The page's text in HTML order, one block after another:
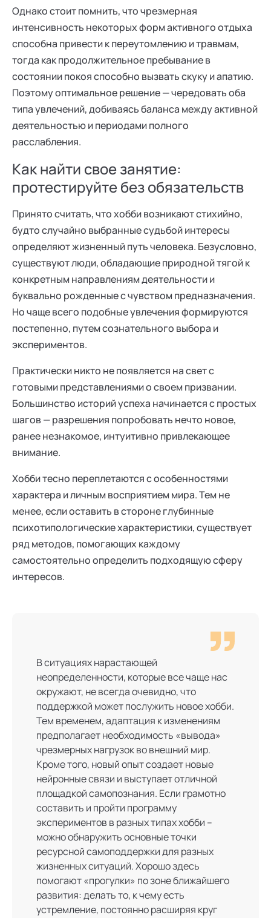
Однако стоит помнить, что чрезмерная
интенсивность некоторых форм активного отдыха
способна привести к переутомлению и травмам,
тогда как продолжительное пребывание в
состоянии покоя способно вызвать скуку и апатию.
Поэтому оптимальное решение — чередовать оба
типа увлечений, добиваясь баланса между активной
деятельностью и периодами полного
расслабления.
Как найти свое занятие:
протестируйте без обязательств
Принято считать, что хобби возникают стихийно,
будто случайно выбранные судьбой интересы
определяют жизненный путь человека. Безусловно,
существуют люди, обладающие природной тягой к
конкретным направлениям деятельности и
буквально рожденные с чувством предназначения.
Но чаще всего подобные увлечения формируются
постепенно, путем сознательного выбора и
экспериментов.
Практически никто не появляется на свет с
готовыми представлениями о своем призвании.
Большинство историй успеха начинается с простых
шагов — разрешения попробовать нечто новое,
ранее незнакомое, интуитивно привлекающее
внимание.
Хобби тесно переплетаются с особенностями
характера и личным восприятием мира. Тем не
менее, если оставить в стороне глубинные
психотипологические характеристики, существует
ряд методов, помогающих каждому
самостоятельно определить подходящую сферу
интересов.
В ситуациях нарастающей
неопределенности, которые все чаще нас
окружают, не всегда очевидно, что
поддержкой может послужить новое хобби.
Тем временем, адаптация к изменениям
предполагает необходимость «вывода»
чрезмерных нагрузок во внешний мир.
Кроме того, новый опыт создает новые
нейронные связи и выступает отличной
площадкой самопознания. Если грамотно
составить и пройти программу
экспериментов в разных типах хобби –
можно обнаружить основные точки
ресурсной самоподдержки для разных
жизненных ситуаций. Хорошо здесь
помогают «прогулки» по зоне ближайшего
развития: делать то, к чему есть
устремление, постоянно расширяя круг